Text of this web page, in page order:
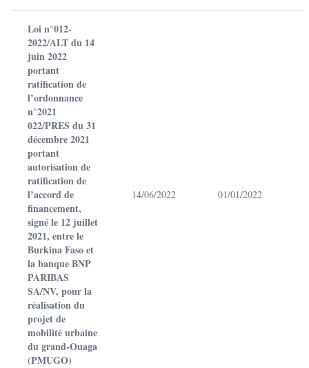
Loi n°012-
2022/ALT du 14
juin 2022
portant
ratification de
l’ordonnance
n°2021
022/PRES du 31
décembre 2021
portant
autorisation de
ratification de
l’accord de
financement,
signé le 12 juillet
2021, entre le
Burkina Faso et
la banque BNP
PARIBAS
SA/NV, pour la
réalisation du
projet de
mobilité urbaine
du grand-Ouaga
(PMUGO)
14/06/2022 01/01/2022